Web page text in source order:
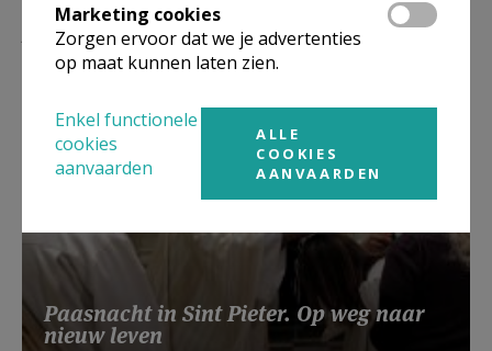
Lees meer
Paasnacht in Sint Pieter. Op weg naar
nieuw leven
Marketing cookies
Zorgen ervoor dat we je advertenties
op maat kunnen laten zien.
Enkel functionele
cookies
aanvaarden
ALLE
COOKIES
AANVAARDEN